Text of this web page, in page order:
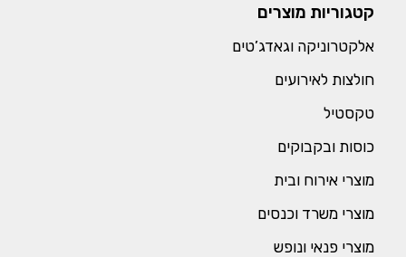
קטגוריות מוצרים
אלקטרוניקה וגאדג’טים
חולצות לאירועים
טקסטיל
כוסות ובקבוקים
מוצרי אירוח ובית
מוצרי משרד וכנסים
מוצרי פנאי ונופש